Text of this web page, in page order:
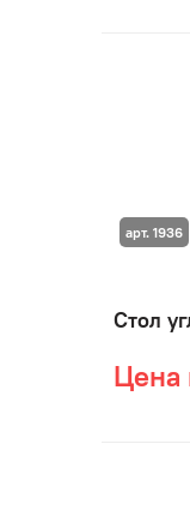
Стол
Цена
арт. 1936